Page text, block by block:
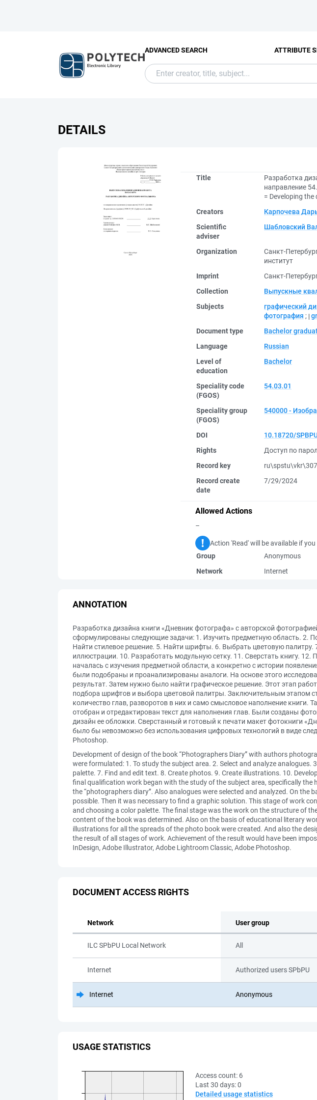
ADVANCED SEARCH ATTRIBUTE
DETAILS
Title
Разработка
направление
= Developing
Creators
Карпочева
Scientific
adviser
Шабловский
Organization
Санкт-
институт
Imprint
Санкт-
Collection
Выпускные
Subjects
графический
фотография ;
Document type
Bachelor
Language
Russian
Level of
education
Bachelor
Speciality code
(FGOS)
54.03.01
Speciality group
(FGOS)
540000 -
DOI
10.18720/
Rights
Доступ по
Record key
Record create
date
7/29/2024
Allowed Actions
–
Action 'Read' will be available if
Group
Anonymous
Network
Internet
ANNOTATION
Разработка дизайна книги «Дневник фотографа» с авторской
сформулированы следующие задачи: 1. Изучить предметную область. 2.
Найти стилевое решение. 5. Найти шрифты. 6. Выбрать цветовую палитру.
иллюстрации. 10. Разработать модульную сетку. 11. Сверстать книгу.
началась с изучения предметной области, а конкретно с истории
были подобраны и проанализированы аналоги. На основе этого
результат. Затем нужно было найти графическое решение. Этот этап
подбора шрифтов и выбора цветовой палитры. Заключительным этапом
количество глав, разворотов в них и само смысловое наполнение
отобран и отредактирован текст для наполнения глав. Были созданы
дизайн ее обложки. Сверстанный и готовый к печати макет фотокниги
было бы невозможно без использования цифровых технологий в виде
Photoshop.
Development of design of the book “Photographers Diary” with authors
were formulated: 1. To study the subject area. 2. Select and analyze
palette. 7. Find and edit text. 8. Create photos. 9. Create illustrations. 10.
final qualification work began with the study of the subject area, specifically
the “photographers diary”. Also analogues were selected and analyzed. On
possible. Then it was necessary to find a graphic solution. This stage of work
and choosing a color palette. The final stage was the work on the structure of
content of the book was determined. Also on the basis of educational literary
illustrations for all the spreads of the photo book were created. And also the
the result of all stages of work. Achievement of the result would have been
InDesign, Adobe Illustrator, Adobe Lightroom Classic, Adobe Photoshop.
DOCUMENT ACCESS RIGHTS
Network User group
ILC SPbPU Local Network All
Internet Authorized users SPbPU
Internet Anonymous
USAGE STATISTICS
Access count: 6
Last 30 days:0
Detailed usage statistics